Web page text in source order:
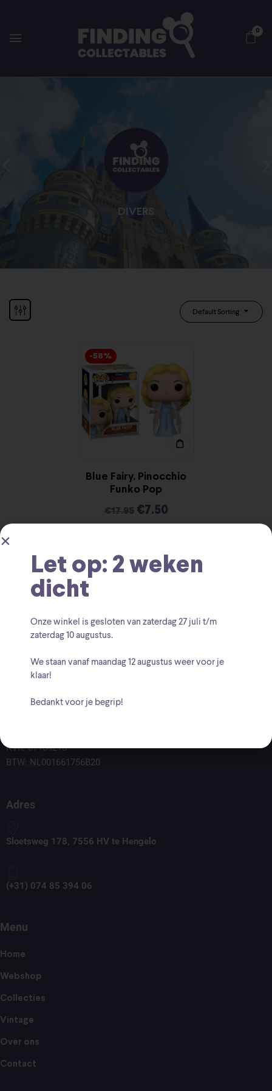
0
DIVERS
Default Sorting
-58%
Blue Fairy, Pinocchio
Funko Pop
€17.95 €7.50
KVK: 67164218
BTW: NL001661756B20
Adres
Sloetsweg 178, 7556 HV te Hengelo
(+31) 074 85 394 06
Menu
Home
Webshop
Collecties
Vintage
Over ons
Contact
Let op: 2 weken
dicht
Onze winkel is gesloten van zaterdag27 juli t/m
zaterdag 10 augustus.
We staan vanaf maandag 12 augustus weer voor je
klaar!
Bedankt voor je begrip!